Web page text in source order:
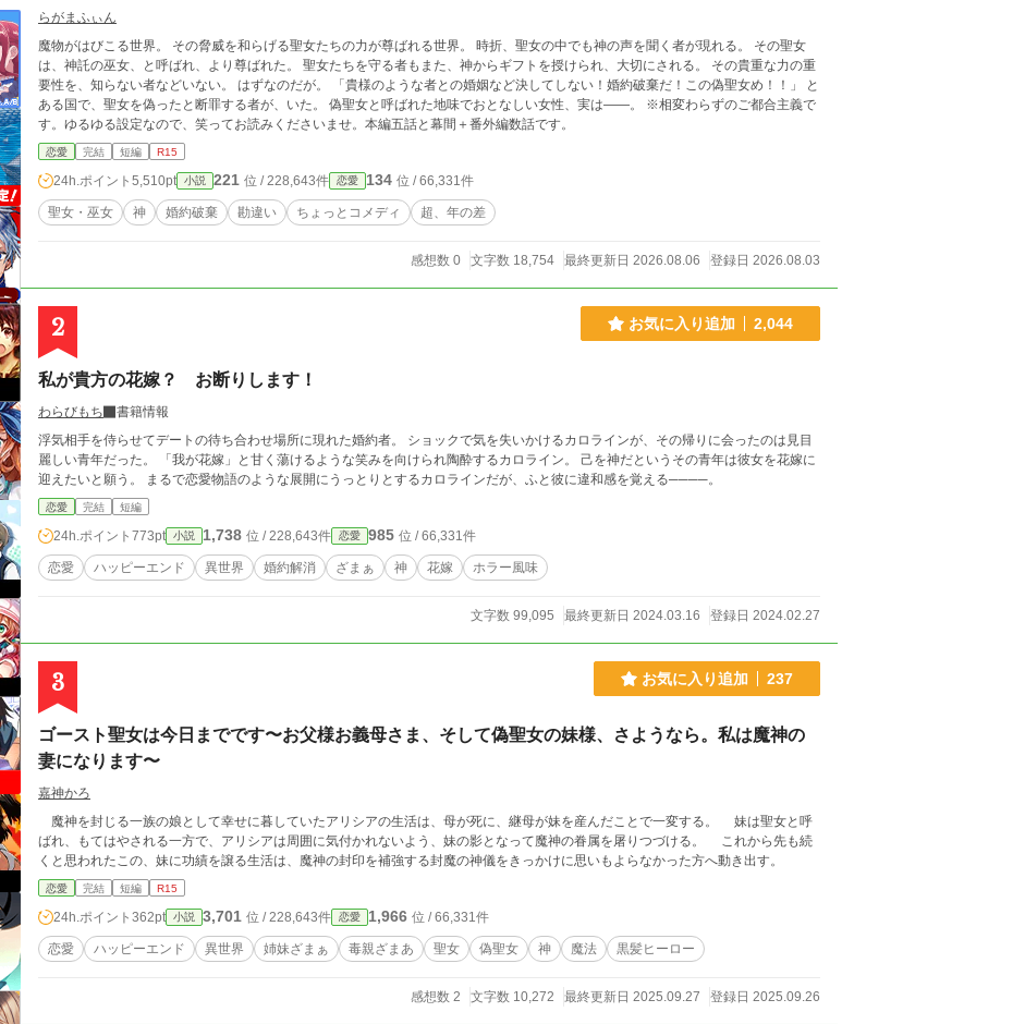
らがまふぃん
魔物がはびこる世界。 その脅威を和らげる聖女たちの力が尊ばれる世界。 時折、聖女の中でも神の声を聞く者が現れる。 その聖女
は、神託の巫女、と呼ばれ、より尊ばれた。 聖女たちを守る者もまた、神からギフトを授けられ、大切にされる。 その貴重な力の重
要性を、知らない者などいない。 はずなのだが。 「貴様のような者との婚姻など決してしない！婚約破棄だ！この偽聖女め！！」 と
ある国で、聖女を偽ったと断罪する者が、いた。 偽聖女と呼ばれた地味でおとなしい女性、実は――。 ※相変わらずのご都合主義で
す。ゆるゆる設定なので、笑ってお読みくださいませ。本編五話と幕間＋番外編数話です。
恋愛 完結 短編 R15
24h.ポイント 5,510pt 小説 221 位 / 228,643件 恋愛 134 位 / 66,331件
聖女・巫女 神 婚約破棄 勘違い ちょっとコメディ 超、年の差
感想数 0 文字数 18,754 最終更新日 2026.08.06 登録日 2026.08.03
2 お気に入り追加 2,044
私が貴方の花嫁？ お断りします！
わらびもち
書籍情報
浮気相手を侍らせてデートの待ち合わせ場所に現れた婚約者。 ショックで気を失いかけるカロラインが、その帰りに会ったのは見目
麗しい青年だった。 「我が花嫁」と甘く蕩けるような笑みを向けられ陶酔するカロライン。 己を神だというその青年は彼女を花嫁に
迎えたいと願う。 まるで恋愛物語のような展開にうっとりとするカロラインだが、ふと彼に違和感を覚える────。
恋愛 完結 短編
24h.ポイント 773pt 小説 1,738 位 / 228,643件 恋愛 985 位 / 66,331件
恋愛 ハッピーエンド 異世界 婚約解消 ざまぁ 神 花嫁 ホラー風味
文字数 99,095 最終更新日 2024.03.16 登録日 2024.02.27
3 お気に入り追加 237
ゴースト聖女は今日までです〜お父様お義母さま、そして偽聖女の妹様、さようなら。私は魔神の
妻になります〜
嘉神かろ
魔神を封じる一族の娘として幸せに暮していたアリシアの生活は、母が死に、継母が妹を産んだことで一変する。 妹は聖女と呼
ばれ、もてはやされる一方で、アリシアは周囲に気付かれないよう、妹の影となって魔神の眷属を屠りつづける。 これから先も続
くと思われたこの、妹に功績を譲る生活は、魔神の封印を補強する封魔の神儀をきっかけに思いもよらなかった方へ動き出す。
恋愛 完結 短編 R15
24h.ポイント 362pt 小説 3,701 位 / 228,643件 恋愛 1,966 位 / 66,331件
恋愛 ハッピーエンド 異世界 姉妹ざまぁ 毒親ざまあ 聖女 偽聖女 神 魔法 黒髪ヒーロー
感想数 2 文字数 10,272 最終更新日 2025.09.27 登録日 2025.09.26